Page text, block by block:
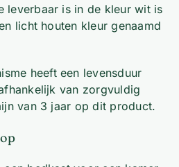
leverbaar is in de kleur wit is
licht houten kleur genaamd
heeft een levensduur
van zorgvuldig
van 3 jaar op dit product.